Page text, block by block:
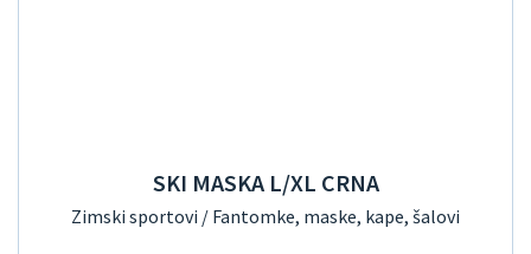
SKI MASKA L/XL CRNA
Zimski sportovi / Fantomke, maske, kape, šalovi